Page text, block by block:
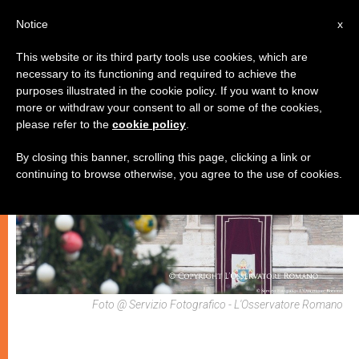
ARTE E CULTURA,DICASTERI
Foto @ Servizio Fotografico - L'Osservatore Romano
x
Notice
This website or its third party tools use cookies, which are
necessary to its functioning and required to achieve the
purposes illustrated in the cookie policy. If you want to know
more or withdraw your consent to all or some of the cookies,
please refer to the cookie policy
By closing this banner, scrolling this page, clicking a link or
continuing to browse otherwise, you agree to the use of cookies.